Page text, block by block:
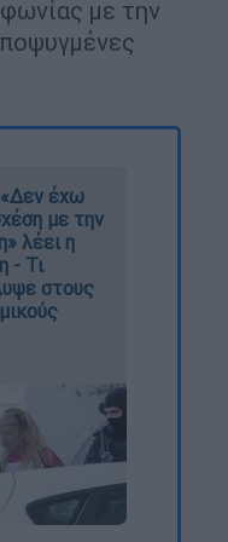
με την
έχω
με την
λέει η
- Τι
στους